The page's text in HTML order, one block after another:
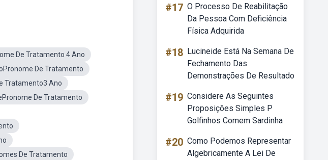
De Tratamento 4 Ano
De Tratamento
Tratamento3 Ano
De Tratamento
De Tratamento
#17 O Processo De Reabilitação
Da Pessoa Com Deficiência
Física Adquirida
#18 Lucineide Está Na Semana De
Fechamento Das
Demonstrações De Resultado
#19 Considere As Seguintes
Proposições Simples P
Golfinhos Comem Sardinha
#20 Como Podemos Representar
Algebricamente A Lei De